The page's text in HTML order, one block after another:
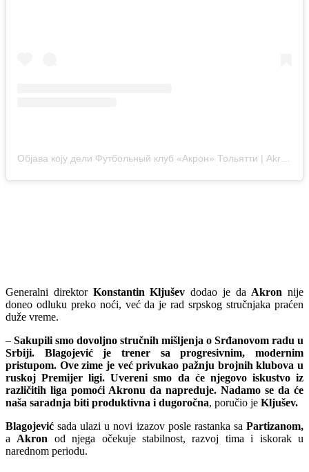
Generalni direktor Konstantin Kljušev dodao je da Akron nije
doneo odluku preko noći, već da je rad srpskog stručnjaka praćen
duže vreme.
– Sakupili smo dovoljno stručnih mišljenja o Srđanovom radu u
Srbiji. Blagojević je trener sa progresivnim, modernim
pristupom. Ove zime je već privukao pažnju brojnih klubova u
ruskoj Premijer ligi. Uvereni smo da će njegovo iskustvo iz
različitih liga pomoći Akronu da napreduje. Nadamo se da će
naša saradnja biti produktivna i dugoročna, poručio je Kljušev.
Blagojević sada ulazi u novi izazov posle rastanka sa Partizanom,
a Akron od njega očekuje stabilnost, razvoj tima i iskorak u
narednom periodu.